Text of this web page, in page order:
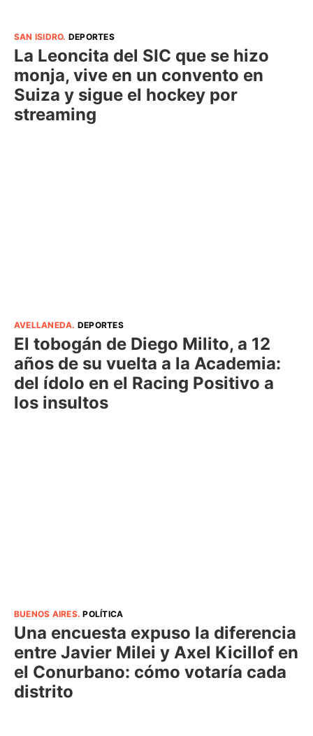
SAN ISIDRO. DEPORTES
La Leoncita del SIC que se hizo
monja, vive en un convento en
Suiza y sigue el hockey por
streaming
AVELLANEDA. DEPORTES
El tobogán de Diego Milito, a 12
años de su vuelta a la Academia:
del ídolo en el Racing Positivo a
los insultos
BUENOS AIRES.POLÍTICA
Una encuesta expuso la diferencia
entre Javier Milei y Axel Kicillof en
el Conurbano: cómo votaría cada
distrito